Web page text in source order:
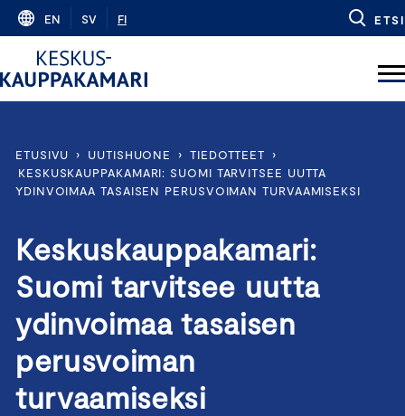
Skip
content
EN SV FI ETSI
ETUSIVU › UUTISHUONE › TIEDOTTEET
›
KESKUSKAUPPAKAMARI: SUOMI TARVITSEE UUTTA
YDINVOIMAA TASAISEN PERUSVOIMAN TURVAAMISEKSI
Keskuskauppakamari:
Suomi tarvitsee uutta
ydinvoimaa tasaisen
perusvoiman
turvaamiseksi